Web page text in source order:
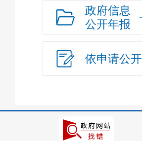
权责清单和动态调
整情况
公共服务和中介服务
行政权力运行
新闻发布
政府信息
公开年报
依申请公开